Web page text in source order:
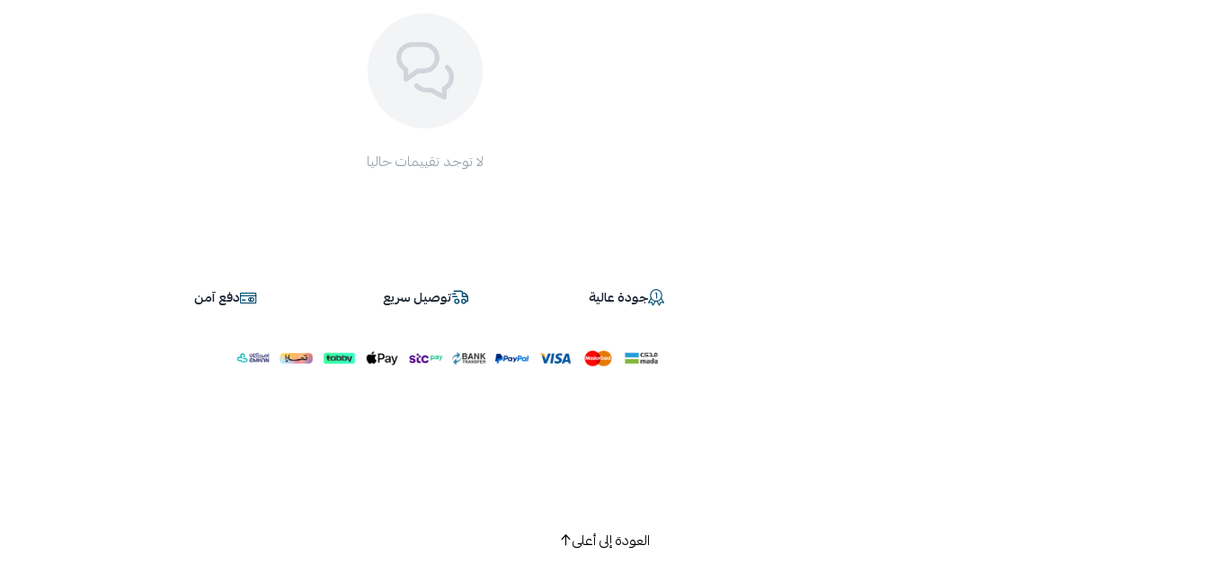
لا توجد تقييمات حاليا
جودة عالية توصيل سريع دفع آمن
العودة إلى أعلى